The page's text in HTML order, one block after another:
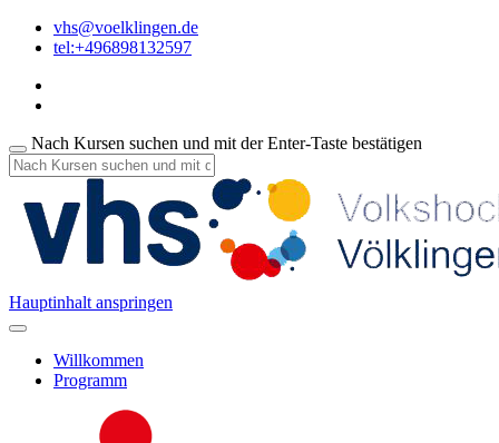
vhs@voelklingen.de
tel:+496898132597
Nach Kursen suchen und mit der Enter-Taste bestätigen
Hauptinhalt anspringen
Willkommen
Programm